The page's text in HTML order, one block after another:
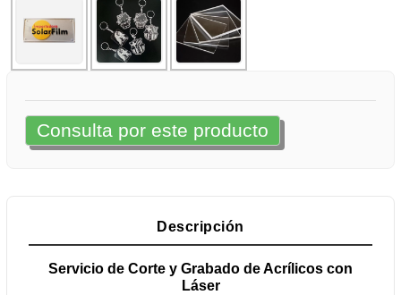
Consulta por este producto
Descripción
Servicio de Corte y Grabado de Acrílicos con
Láser